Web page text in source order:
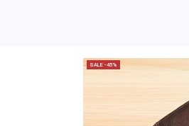
SALE -45%